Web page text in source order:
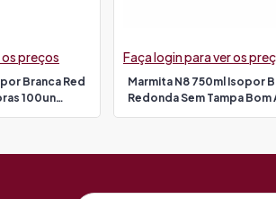
Branca Red
100un
preços
Marmita N8 750ml Isopor
Redonda Sem Tampa
Faça login para ver os